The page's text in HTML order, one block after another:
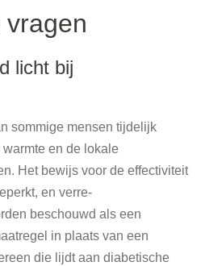
vragen
licht bij
sommige mensen tijdelijk
en de lokale
Het bewijs voor de effectiviteit
en verre-
beschouwd als een
in plaats van een
die lijdt aan diabetische